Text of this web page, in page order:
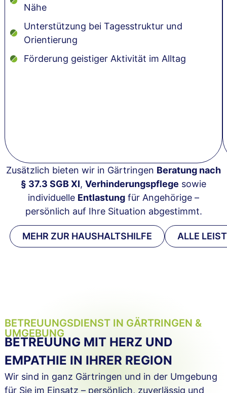
Nähe
Unterstützung bei Tagesstruktur und
Orientierung
Förderung geistiger Aktivität im Alltag
Zusätzlich bieten wir in Gärtringen Beratung nach
§ 37.3 SGB XI, Verhinderungspflege sowie
individuelle Entlastung für Angehörige –
persönlich auf Ihre Situation abgestimmt.
MEHR ZUR HAUSHALTSHILFE ALLE
BETREUUNGSDIENST IN GÄRTRINGEN &
UMGEBUNG
BETREUUNG MIT HERZ UND
EMPATHIE IN IHRER REGION
Wir sind in ganz Gärtringen und in der Umgebung
für Sie im Einsatz – persönlich, zuverlässig und